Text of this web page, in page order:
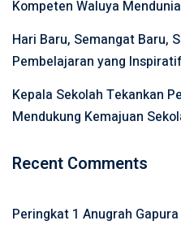
Kompeten Waluya Mendunia
Hari Baru, Semangat Baru,
Pembelajaran yang Inspiratif
Kepala Sekolah Tekankan
Mendukung Kemajuan
Recent Comments
Peringkat 1 Anugrah